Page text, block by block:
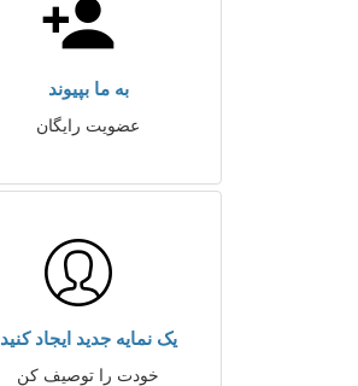
به ما بپیوند
عضویت رایگان
یک نمایه جدید ایجاد کنید
خودت را توصیف کن